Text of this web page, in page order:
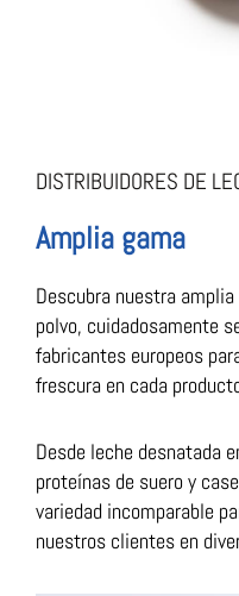
DISTRIBUIDORES DE
Amplia gama
Descubra nuestra
polvo, cuidadosamente
fabricantes europeos
frescura en cada
Desde leche desnatada
proteínas de suero y
variedad incomparable
nuestros clientes en